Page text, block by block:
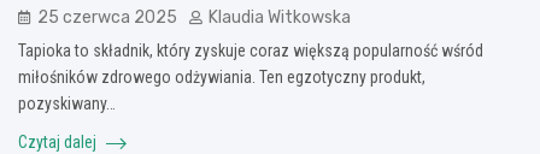
25 czerwca 2025 Klaudia Witkowska
Tapioka to składnik, który zyskuje coraz większą popularność wśród
miłośników zdrowego odżywiania. Ten egzotyczny produkt,
pozyskiwany…
Czytaj dalej